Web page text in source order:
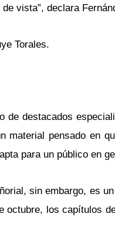
vista”, declara
Torales.
de destacados
material pensado en
para un público en
sin embargo, es
octubre, los capítulos